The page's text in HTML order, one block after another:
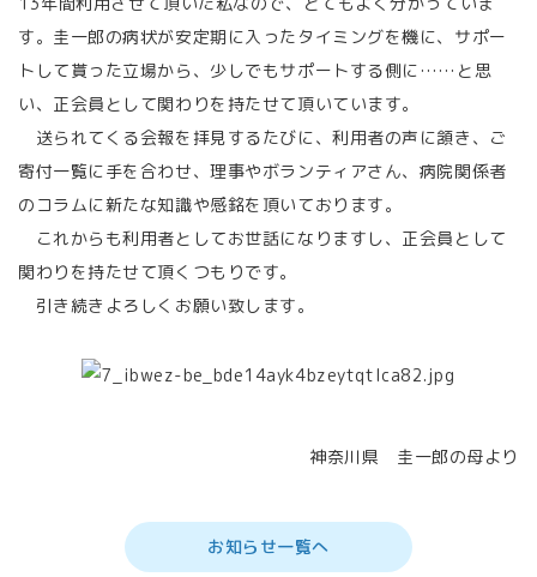
す。圭一郎の病状が安定期に入ったタイミングを機に、サポー
トして貰った立場から、少しでもサポートする側に……と思
い、正会員として関わりを持たせて頂いています。
送られてくる会報を拝見するたびに、利用者の声に頷き、ご
寄付一覧に手を合わせ、理事やボランティアさん、病院関係者
のコラムに新たな知識や感銘を頂いております。
これからも利用者としてお世話になりますし、正会員として
関わりを持たせて頂くつもりです。
引き続きよろしくお願い致します。
神奈川県 圭一郎の母より
お知らせ一覧へ